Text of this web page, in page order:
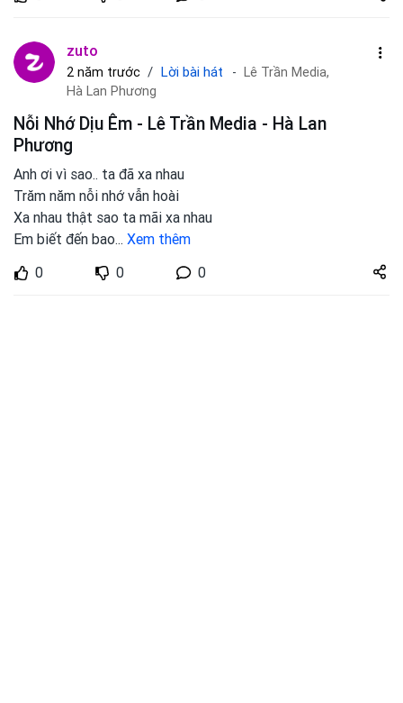
zuto.vn
zuto
2 năm trước Lời bài hát
Lê Trần Media,
Hà Lan Phương
Nỗi Nhớ Dịu Êm - Lê Trần Media - Hà Lan
Phương
Anh ơi vì sao.. ta đã xa nhau
Trăm năm nỗi nhớ vẫn hoài
Xa nhau thật sao ta mãi xa nhau
Em biết đến bao... Xem thêm
0
0 0
Share
zuto.vn